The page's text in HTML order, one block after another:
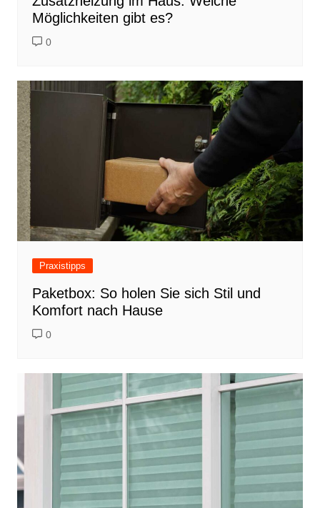
Möglichkeiten gibt es?
0
Praxistipps
Paketbox: So holen Sie sich Stil und
Komfort nach Hause
0